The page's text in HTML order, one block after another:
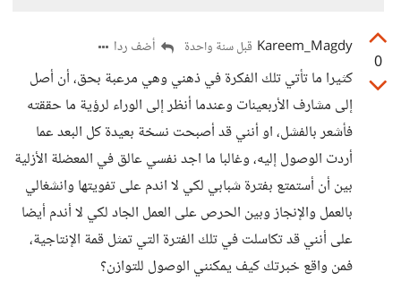
0
Kareem_Magdy قبل سنة واحدة أضف ردا
كثيرا ما تأتي تلك الفكرة في ذهني وهي مرعبة بحق، أن أصل
إلى مشارف الأربعينات وعندما أنظر إلى الوراء لرؤية ما حققته
فأشعر بالفشل، او أنني قد أصبحت نسخة بعيدة كل البعد عما
أردت الوصول إليه، وغالبا ما اجد نفسي عالق في المعضلة الأزلية
بين أن أستمتع بفترة شبابي لكي لا اندم على تفويتها وانشغالي
بالعمل والإنجاز وبين الحرص على العمل الجاد لكي لا أندم أيضا
على أنني قد تكاسلت في تلك الفترة التي تمثل قمة الإنتاجية،
فمن واقع خبرتك كيف يمكنني الوصول للتوازن؟